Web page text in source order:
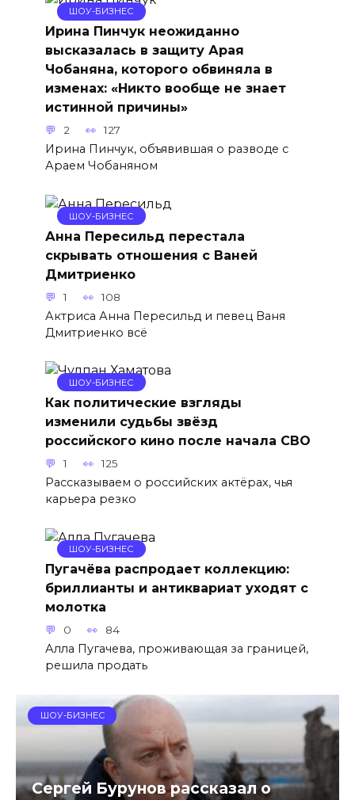
ШОУ-БИЗНЕС
Ирина Пинчук неожиданно
высказалась в защиту Арая
Чобаняна, которого обвиняла в
изменах: «Никто вообще не знает
истинной причины»
2 127
Ирина Пинчук, объявившая о разводе с
Араем Чобаняном
ШОУ-БИЗНЕС
Анна Пересильд перестала
скрывать отношения с Ваней
Дмитриенко
1 108
Актриса Анна Пересильд и певец Ваня
Дмитриенко всё
ШОУ-БИЗНЕС
Как политические взгляды
изменили судьбы звёзд
российского кино после начала СВО
1 125
Рассказываем о российских актёрах, чья
карьера резко
ШОУ-БИЗНЕС
Пугачёва распродает коллекцию:
бриллианты и антиквариат уходят с
молотка
0 84
Алла Пугачева, проживающая за границей,
решила продать
ШОУ-БИЗНЕС
Сергей Бурунов рассказал о